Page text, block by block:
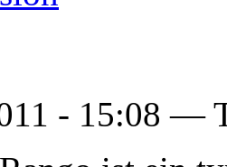
- 15:08 —